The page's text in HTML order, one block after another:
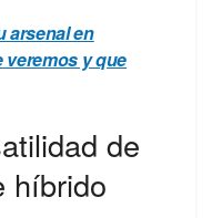
arsenal en
y que
de
híbrido